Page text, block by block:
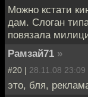
Можно кстати
дам. Слоган
повязала
Рамзай71 »
#20 | 28.11.08 23:09
это, бля,